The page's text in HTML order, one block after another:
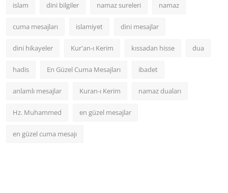
islam dini bilgiler namaz sureleri namaz
cuma mesajları islamiyet dini mesajlar
dini hikayeler Kur'an-ı Kerim kıssadan hisse dua
hadis En Güzel Cuma Mesajları ibadet
anlamlı mesajlar Kuran-ı Kerim namaz duaları
Hz. Muhammed en güzel mesajlar
en güzel cuma mesajı